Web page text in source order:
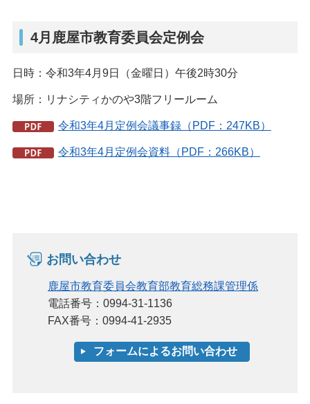
4月鹿屋市教育委員会定例会
日時：令和3年4月9日（金曜日）午後2時30分
場所：リナシティかのや3階フリールーム
令和3年4月定例会議事録（PDF：247KB）
令和3年4月定例会資料（PDF：266KB）
お問い合わせ
鹿屋市教育委員会教育部教育総務課管理係
電話番号：0994-31-1136
FAX番号：0994-41-2935